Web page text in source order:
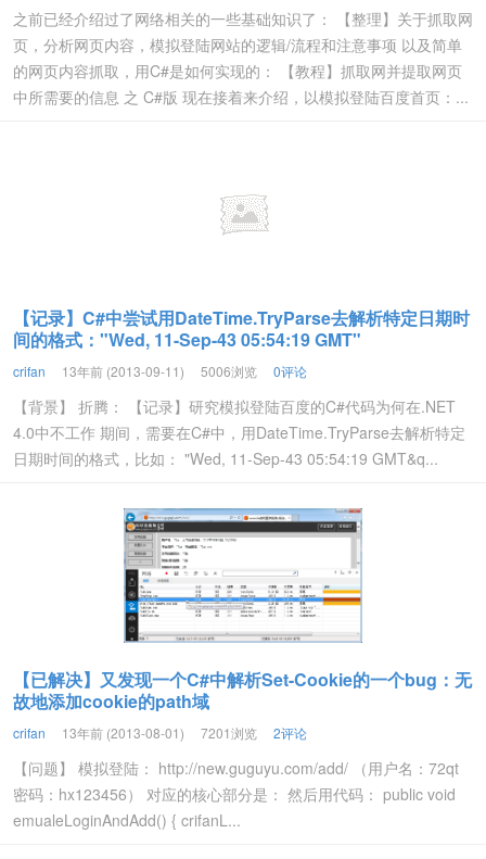
之前已经介绍过了网络相关的一些基础知识了： 【整理】关于抓取网
页，分析网页内容，模拟登陆网站的逻辑/流程和注意事项 以及简单
的网页内容抓取，用C#是如何实现的： 【教程】抓取网并提取网页
中所需要的信息 之 C#版 现在接着来介绍，以模拟登陆百度首页：...
【记录】C#中尝试用DateTime.TryParse去解析特定日期时
间的格式："Wed, 11-Sep-43 05:54:19 GMT"
crifan 13年前 (2013-09-11) 5006浏览 0评论
【背景】 折腾： 【记录】研究模拟登陆百度的C#代码为何在.NET
4.0中不工作 期间，需要在C#中，用DateTime.TryParse去解析特定
日期时间的格式，比如： "Wed, 11-Sep-43 05:54:19 GMT&q...
【已解决】又发现一个C#中解析Set-Cookie的一个bug：无
故地添加cookie的path域
crifan 13年前 (2013-08-01) 7201浏览 2评论
【问题】 模拟登陆： http://new.guguyu.com/add/ （用户名：72qt
密码：hx123456） 对应的核心部分是： 然后用代码： public void
emualeLoginAndAdd() { crifanL...